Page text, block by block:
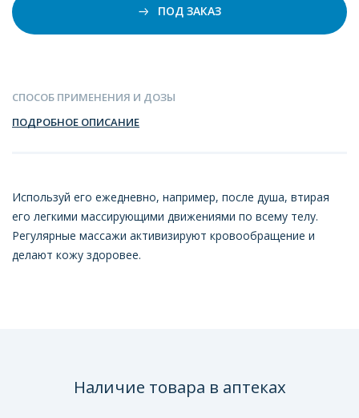
ПОД ЗАКАЗ
СПОСОБ ПРИМЕНЕНИЯ И ДОЗЫ
ПОДРОБНОЕ ОПИСАНИЕ
Используй его ежедневно, например, после душа, втирая
его легкими массирующими движениями по всему телу.
Регулярные массажи активизируют кровообращение и
делают кожу здоровее.
Наличие товара в аптеках